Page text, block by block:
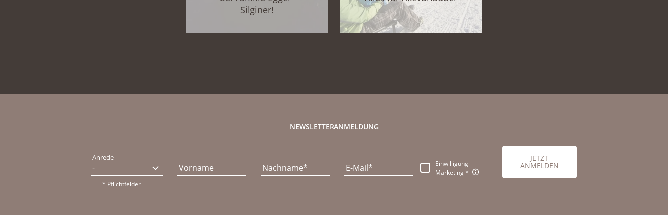
Silginer!
NEWSLETTERANMELDUNG
Anrede
Vorname Nachname E-Mail
Einwilligung
Marketing
* Pflichtfelder
JETZT
ANMELDEN